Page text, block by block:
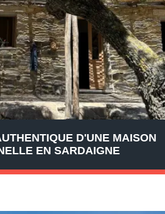
D'UNE MAISON
EN SARDAIGNE